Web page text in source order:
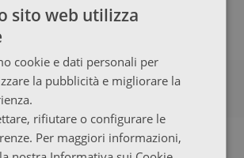
CLIENTI
NEWSLETTER
sito web utilizza
cookie e dati personali per
la pubblicità e migliorare la
rifiutare o configurare le
Per maggiori informazioni,